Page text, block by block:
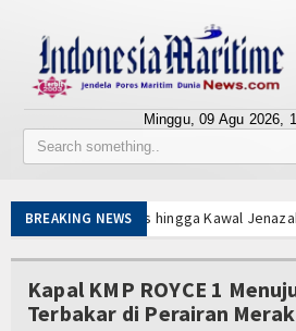
Tentang Kami
Berita
BUMN
Minggu, 09 Agu 2026,
BREAKING NEWS
Gratis hingga Kawal Jenazah
KRI Kerambit-627
Kapal KMP ROYCE 1
Terbakar di Perairan Merak